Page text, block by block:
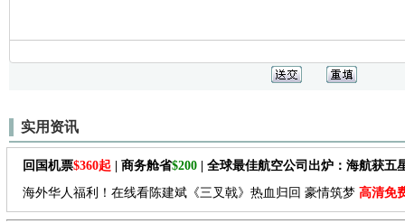
实用资讯
回国机票$360起 | 商务舱省$200 | 全球最佳航空公司出炉：海航获五
海外华人福利！在线看陈建斌《三叉戟》热血归回 豪情筑梦 高清免